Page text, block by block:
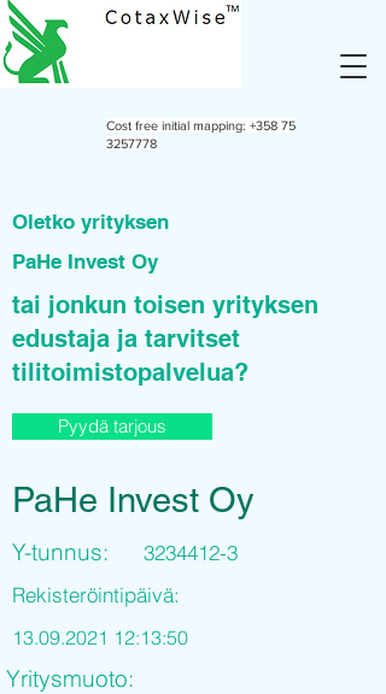
Cost free initial mapping: +358 75
3257778
Oletko yrityksen
PaHe Invest Oy
tai jonkun toisen yrityksen
edustaja ja tarvitset
tilitoimistopalvelua?
Pyydä tarjous
PaHe Invest Oy
Y-tunnus:
3234412-3
Rekisteröintipäivä:
13.09.2021 12:13:50
Yritysmuoto: